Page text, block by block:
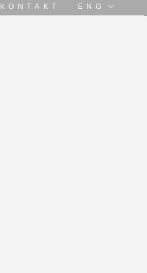
KONTAKT ENG